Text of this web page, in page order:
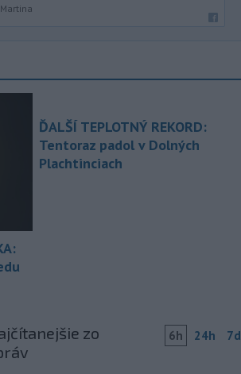
ĎALŠÍ TEPLOTNÝ REKORD:
Tentoraz padol v Dolných
Plachtinciach
zo
6h 24h 7d